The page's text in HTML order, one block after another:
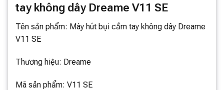
tay không dây Dreame V11 SE
Tên sản phẩm: Máy hút bụi cầm tay không dây Dreame
V11 SE
Thương hiệu: Dreame
Mã sản phẩm: V11 SE